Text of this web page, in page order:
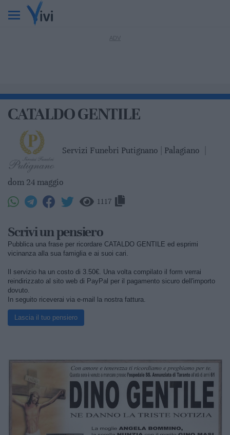
CATALDO GENTILE
Servizi Funebri Putignano | Palagiano
dom 24 maggio
1117
Scrivi un pensiero
Pubblica una frase per ricordare CATALDO GENTILE ed esprimi
vicinanza alla sua famiglia e ai suoi cari.
Il servizio ha un costo di 3.50€. Una volta compilato il form verrai
reindirizzato al sito web di PayPal per il pagamento sicuro dell'importo
dovuto.
In seguito riceverai via e-mail la nostra fattura.
Lascia il tuo pensiero